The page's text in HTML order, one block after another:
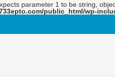
parameter 1 to be string,
public_html/wp-